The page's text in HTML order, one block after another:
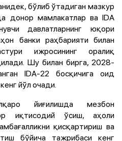
бўлиб ўтадиган мазкур
донор мамлакатлар ва IDA
давлатларнинг юқори
банки раҳбарияти билан
ижросининг оралиқ
Шу билан бирга, 2028-
IDA-22 босқичига оид
йўл очади.
йиғилишда мезбон
иқтисодий ўсиш, аҳоли
қисқартириш ва
бўйича тажрибаси кенг